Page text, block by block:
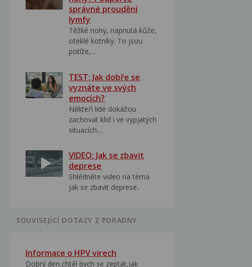
správné proudění
lymfy
Těžké nohy, napnutá kůže,
oteklé kotníky. To jsou
potíže,...
TEST: Jak dobře se
vyznáte ve svých
emocích?
Někteří lidé dokážou
zachovat klid i ve vypjatých
situacích....
VIDEO: Jak se zbavit
deprese
Shlédněte video na téma
jak se zbavit deprese..
SOUVISEJÍCÍ DOTAZY Z PORADNY
Informace o HPV virech
Dobrý den,chtěl bych se zeptat,jak